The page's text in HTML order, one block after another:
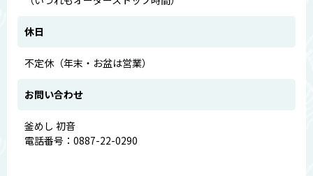
休日
不定休（年末・お盆は営業）
お問い合わせ
釜めし 初音
電話番号：0887-22-0290